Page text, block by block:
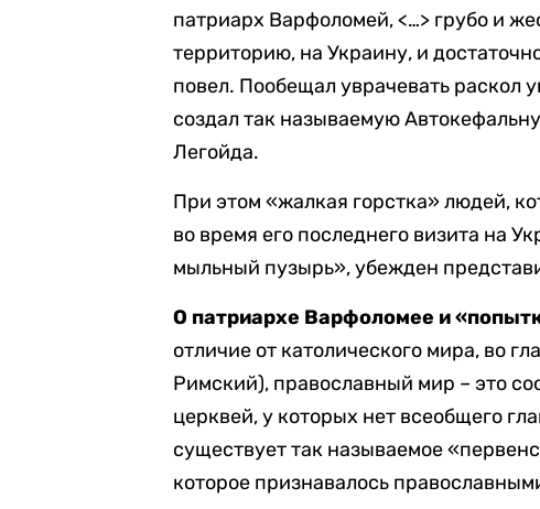
патриарх Варфоломей, <…> грубо и
территорию, на Украину, и
повел. Пообещал уврачевать раскол
создал так называемую
Легойда.
При этом «жалкая горстка» людей,
во время его последнего визита на
мыльный пузырь», убежден
О патриархе Варфоломее и
отличие от католического мира, во
Римский), православный мир – это
церквей, у которых нет всеобщего
существует так называемое
которое признавалось